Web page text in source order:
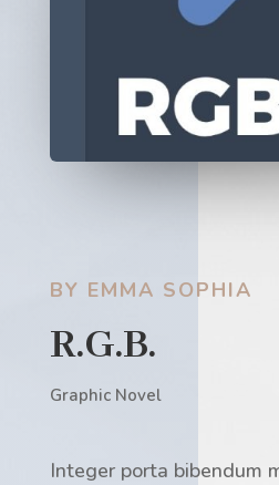
BY EMMA SOPHIA
R.G.B.
Graphic Novel
Integer porta bibendum